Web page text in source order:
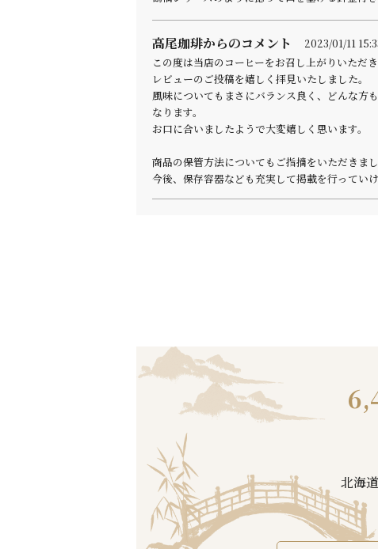
高尾珈琲からのコメント 2023/01/11
この度は当店のコーヒーをお召し上がりいただ
レビューのご投稿を嬉しく拝見いたしました。
風味についてもまさにバランス良く、どんな方
なります。
お口に合いましたようで大変嬉しく思います。
商品の保管方法についてもご指摘をいただきまし
今後、保存容器なども充実して掲載を行ってい
北海